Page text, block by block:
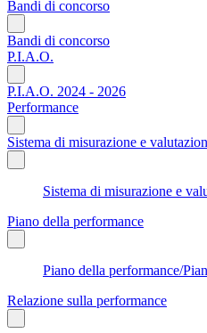
Bandi di concorso
Bandi di concorso
P.I.A.O.
P.I.A.O. 2024 - 2026
Performance
Sistema di misurazione e
Sistema di misurazione e
Piano della performance
Piano della performance/
Relazione sulla performance